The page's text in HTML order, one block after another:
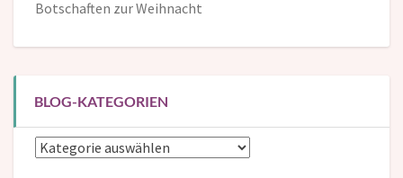
Botschaften zur Weihnacht
BLOG-KATEGORIEN
Blog-